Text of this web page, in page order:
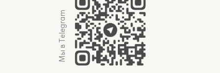
Мы в Telegram